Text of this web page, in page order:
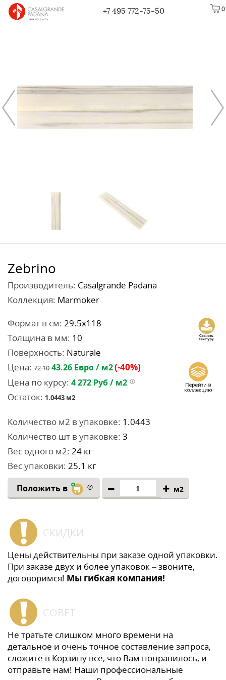
0
+7 495 772-75-50
Zebrino
Производитель: Casalgrande Padana
Коллекция: Marmoker
Формат в см: 29.5x118
Толщина в мм: 10
Поверхность: Naturale
Цена: 72.10 43.26 Евро / м2(-40%)
Цена по курсу: 4 272 Руб / м2
Остаток: 1.0443 м2
Количество м2 в упаковке: 1.0443
Количество шт в упаковке: 3
Вес одного м2: 24 кг
Вес упаковки: 25.1 кг
Положить в м2
СКИДКИ
Цены действительны при заказе одной упаковки.
При заказе двух и более упаковок – звоните,
договоримся! Мы гибкая компания!
СОВЕТ
Не тратьте слишком много времени на
детальное и очень точное составление запроса,
сложите в Корзину все, что Вам понравилось, и
отправьте нам! Наши профессиональные